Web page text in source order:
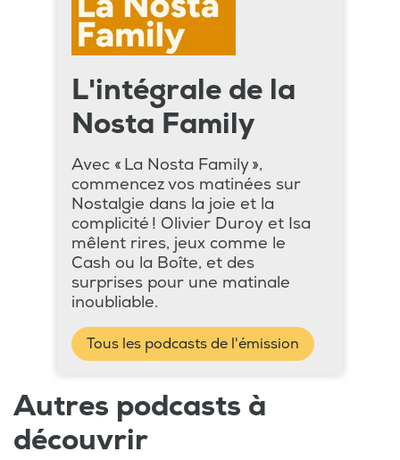
L'intégrale de la
Nosta Family
Avec « La Nosta Family »,
commencez vos matinées sur
Nostalgie dans la joie et la
complicité ! Olivier Duroy et Isa
mêlent rires, jeux comme le
Cash ou la Boîte, et des
surprises pour une matinale
inoubliable.
Tous les podcasts de l'émission
Autres podcasts à
découvrir